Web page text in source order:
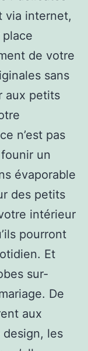
via internet,
place
de votre
sans
aux petits
n’est pas
un
évaporable
des petits
intérieur
pourront
Et
sur-
De
aux
les